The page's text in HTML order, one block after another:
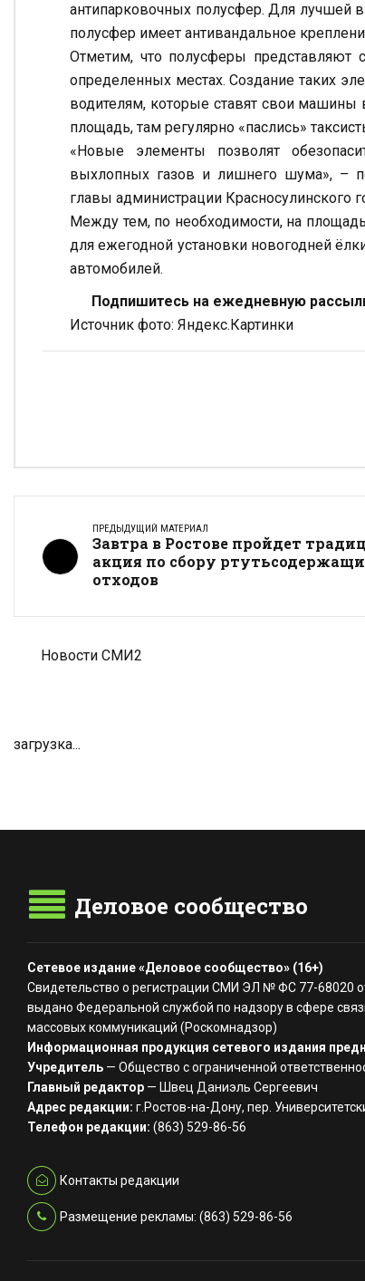
антипарковочных полусфер. Для лучшей
полусфер имеет антивандальное
Отметим, что полусферы представляют
определенных местах. Создание таких
водителям, которые ставят свои
площадь, там регулярно «паслись»
«Новые элементы позволят
выхлопных газов и лишнего шума», –
главы администрации Красносулинского
Между тем, по необходимости, на
для ежегодной установки новогодней
автомобилей.
Подпишитесь на ежедневную
Источник фото: Яндекс.Картинки
ПРЕДЫДУЩИЙ МАТЕРИАЛ
Завтра в Ростове пройдет
акция по сбору
отходов
Новости СМИ2
загрузка...
Деловое сообщество
Сетевое издание «Деловое сообщество» (16+)
Свидетельство о регистрации СМИ ЭЛ № ФС 77-68020
выдано Федеральной службой по надзору в сфере
массовых коммуникаций (Роскомнадзор)
Информационная продукция сетевого издания
Учредитель — Общество с ограниченной
Главный редактор — Швец Даниэль Сергеевич
Адрес редакции: г.Ростов-на-Дону, пер.
Телефон редакции: (863) 529-86-56
Контакты редакции
Размещение рекламы: (863) 529-86-56